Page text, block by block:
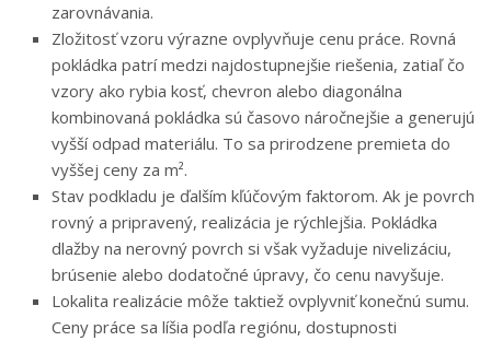
zarovnávania.
Zložitosť vzoru výrazne ovplyvňuje cenu práce. Rovná
pokládka patrí medzi najdostupnejšie riešenia, zatiaľ čo
vzory ako rybia kosť, chevron alebo diagonálna
kombinovaná pokládka sú časovo náročnejšie a generujú
vyšší odpad materiálu. To sa prirodzene premieta do
vyššej ceny za m².
Stav podkladu je ďalším kľúčovým faktorom. Ak je povrch
rovný a pripravený, realizácia je rýchlejšia. Pokládka
dlažby na nerovný povrch si však vyžaduje nivelizáciu,
brúsenie alebo dodatočné úpravy, čo cenu navyšuje.
Lokalita realizácie môže taktiež ovplyvniť konečnú sumu.
Ceny práce sa líšia podľa regiónu, dostupnosti